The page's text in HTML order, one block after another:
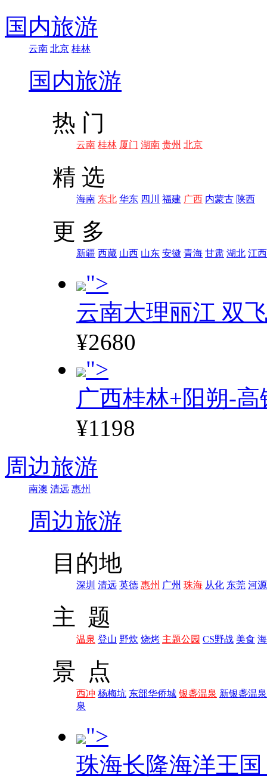
国内旅游
云南 北京 桂林
国内旅游
热 门
云南 桂林 厦门 湖南 贵州 北京
精 选
海南 东北 华东 四川 福建 广西 内蒙古 陕西
更 多
新疆 西藏 山西 山东 安徽 青海 甘肃 湖北 江西
">
云南大理丽江 双
¥2680
">
广西桂林+阳朔-高
¥1198
周边旅游
南澳 清远 惠州
周边旅游
目的地
深圳 清远 英德 惠州 广州 珠海 从化 东莞 河源
主 题
温泉 登山 野炊 烧烤 主题公园 CS野战 美食
景 点
西冲 杨梅坑 东部华侨城 银盏温泉 新银盏温泉
泉
">
珠海长隆海洋王